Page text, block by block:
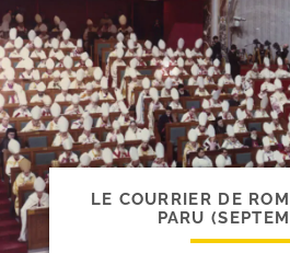
LE COURRIER DE
PARU